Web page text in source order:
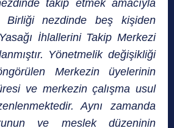
takip etmek amacıyla
Birliği nezdinde beş kişiden
İhlallerini Takip Merkezi
Yönetmelik değişikliği
Merkezin üyelerinin
ve merkezin çalışma usul
Aynı zamanda
ve meslek düzeninin